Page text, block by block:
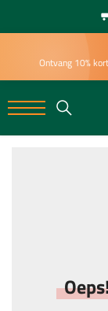
Ontvang 10%